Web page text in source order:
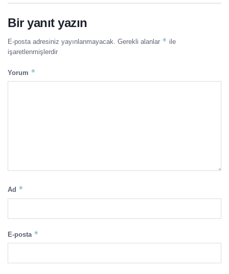
Bir yanıt yazın
E-posta adresiniz yayınlanmayacak. Gerekli alanlar * ile
işaretlenmişlerdir
Yorum *
Ad *
E-posta *